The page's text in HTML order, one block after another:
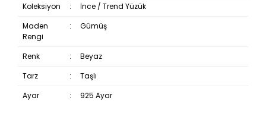
Koleksiyon :
İnce / Trend Yüzük
Maden
Rengi
: Gümüş
Renk :
Beyaz
Tarz
:
Taşlı
Ayar
: 925 Ayar